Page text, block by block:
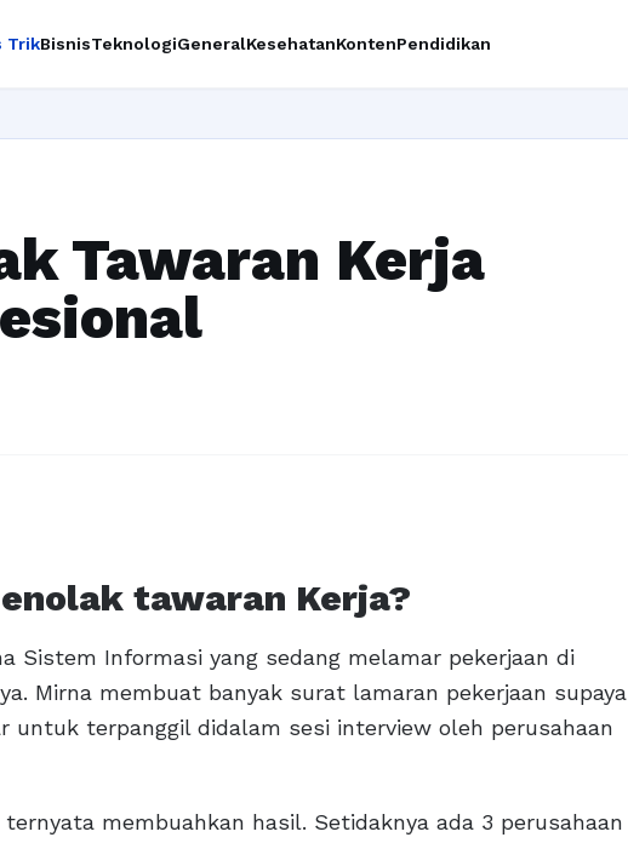
TrikBisnisTeknologiGeneralKesehatanKontenPendidikan
Tawaran Kerja
tawaran Kerja?
Sistem Informasi yang sedang melamar pekerjaan di
Mirna membuat banyak surat lamaran pekerjaan supaya
untuk terpanggil didalam sesi interview oleh perusahaan
membuahkan hasil. Setidaknya ada 3 perusahaan